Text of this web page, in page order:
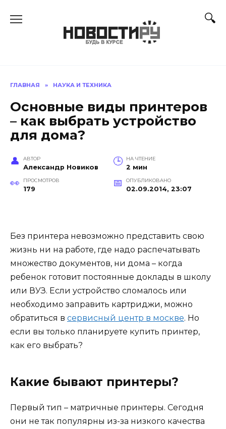
ГЛАВНАЯ » НАУКА И ТЕХНИКА
Основные виды принтеров
– как выбрать устройство
для дома?
АВТОР
Александр Новиков
НА ЧТЕНИЕ
2 мин
ПРОСМОТРОВ
179
ОПУБЛИКОВАНО
02.09.2014, 23:07
Без принтера невозможно представить свою
жизнь ни на работе, где надо распечатывать
множество документов, ни дома – когда
ребенок готовит постоянные доклады в школу
или ВУЗ. Если устройство сломалось или
необходимо заправить картриджи, можно
обратиться в сервисный центр в москве. Но
если вы только планируете купить принтер,
как его выбрать?
Какие бывают принтеры?
Первый тип – матричные принтеры. Сегодня
они не так популярны из-за низкого качества